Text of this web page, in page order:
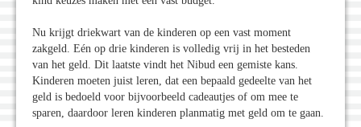
Nu krijgt driekwart van de kinderen op een vast moment
zakgeld. Eén op drie kinderen is volledig vrij in het besteden
van het geld. Dit laatste vindt het Nibud een gemiste kans.
Kinderen moeten juist leren, dat een bepaald gedeelte van het
geld is bedoeld voor bijvoorbeeld cadeautjes of om mee te
sparen, daardoor leren kinderen planmatig met geld om te gaan.